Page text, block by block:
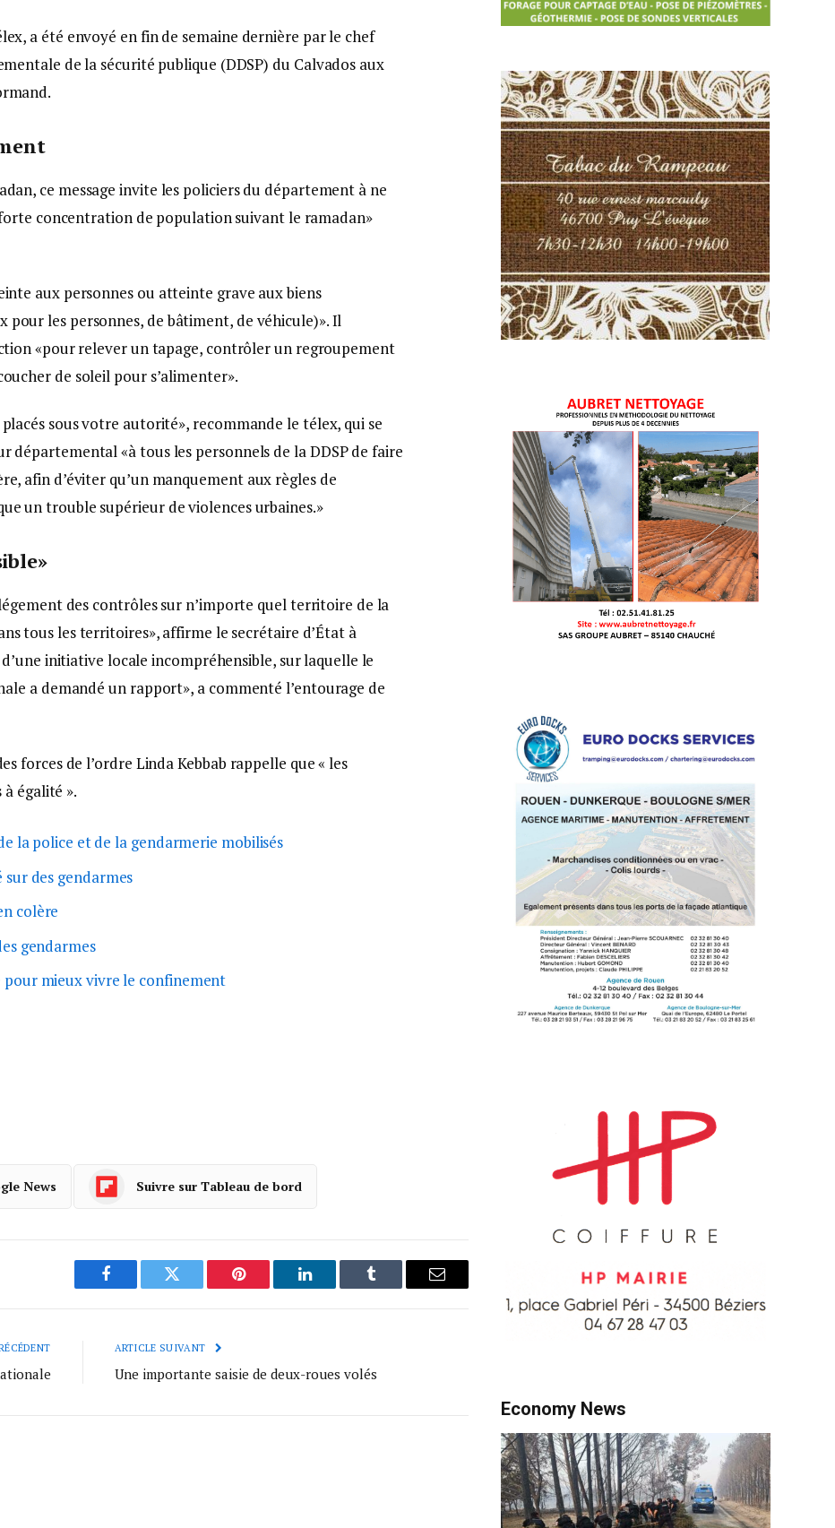
a été envoyé en fin de semaine dernière par le chef
de la sécurité publique (DDSP) du Calvados aux
ce message invite les policiers du département à ne
concentration de population suivant le ramadan»
aux personnes ou atteinte grave aux biens
les personnes, de bâtiment, de véhicule)». Il
«pour relever un tapage, contrôler un regroupement
de soleil pour s’alimenter».
sous votre autorité», recommande le télex, qui se
«à tous les personnels de la DDSP de faire
afin d’éviter qu’un manquement aux règles de
un trouble supérieur de violences urbaines.»
des contrôles sur n’importe quel territoire de la
tous les territoires», affirme le secrétaire d’État à
initiative locale incompréhensible, sur laquelle le
a demandé un rapport», a commenté l’entourage de
forces de l’ordre Linda Kebbab rappelle que « les
égalité ».
la police et de la gendarmerie mobilisés
des gendarmes
colère
gendarmes
pour mieux vivre le confinement
News Suivre sur Tableau de bord
Facebook Twitter Pinterest LinkedIn Tumblr Courriel
ARTICLE SUIVANT
Une importante saisie de deux-roues volés
Economy News